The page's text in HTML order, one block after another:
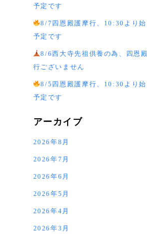
予定です
8/7四恩殿護摩行、10:30より始
予定です
8/6西大寺先祖供養の為、四恩
行ございません
8/5四恩殿護摩行、10:30より始
予定です
アーカイブ
2026年8月
2026年7月
2026年6月
2026年5月
2026年4月
2026年3月